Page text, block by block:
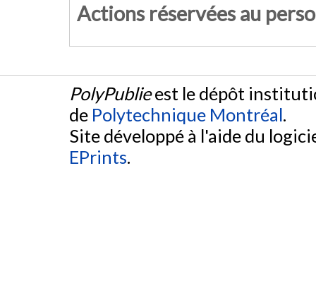
Actions réservées au
PolyPublieest le dépôt
de Polytechnique Montréal.
Site développé à l'aide du
EPrints.